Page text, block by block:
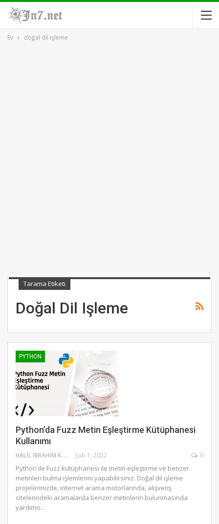
Ev doğal dil işleme
Tarama Etiketi
Doğal Dil Işleme
PYTHON
Python’da Fuzz Metin Eşleştirme Kütüphanesi
Kullanımı
HALIL İBRAHIM K. Şub 1, 2022 0
Python ile Fuzz kütüphanesi ile metin eşleştirme ve benzer
metinleri bulma işlemlerini yapabilirsiniz. Doğal dil işleme
projelerinizde, internet arama motorlarında, alışveriş
sitelerindeki aramalarda benzer metinlerin bulunmasında
yardımcı…